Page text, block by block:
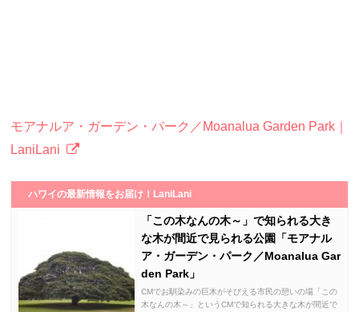
モアナルア・ガーデン・パーク／Moanalua Garden Park｜
LaniLani
ハワイの最新情報をお届け！LaniLani
「この木なんの木～」で知られる大き
な木が間近で見られる公園「モアナル
ア・ガーデン・パーク／Moanalua Gar
den Park」
CMでお馴染みの巨木がそびえる市民の憩いの場「この
木なんの木～」というCMで知られる大きな木が間近で